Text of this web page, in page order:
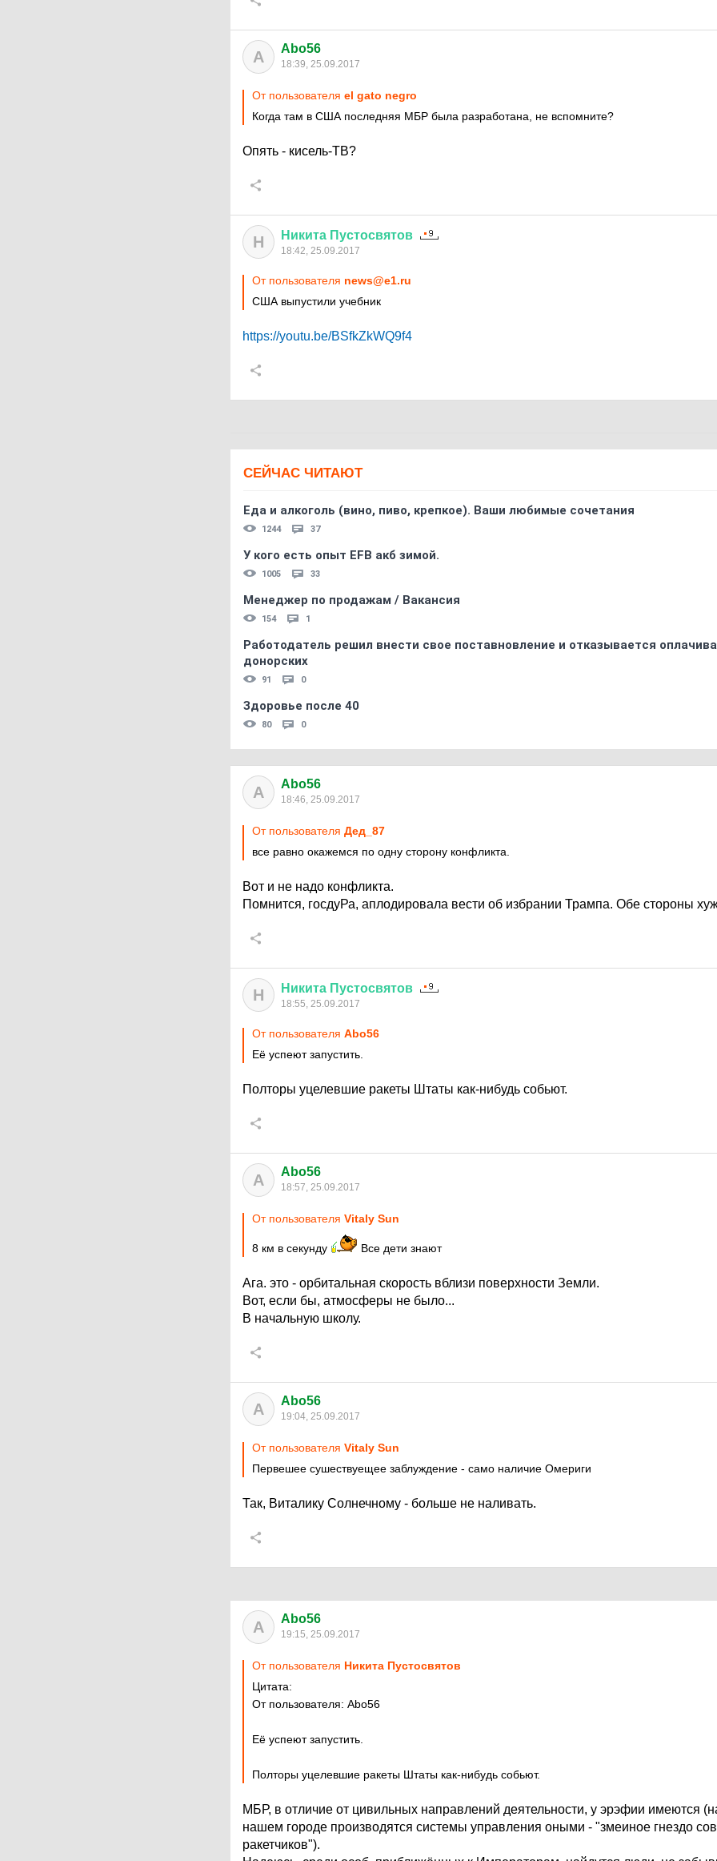
A Abo56
18:39, 25.09.2017
От пользователя el gato negro
Когда там в США последняя МБР была разработана, не вспомните?
Опять - кисель-ТВ?
Н Никита Пустосвятов
18:42, 25.09.2017
От пользователя news@e1.ru
США выпустили учебник
https://youtu.be/BSfkZkWQ9f4
СЕЙЧАС ЧИТАЮТ
Еда и алкоголь (вино, пиво, крепкое). Ваши любимые сочетания
1244 37
У кого есть опыт EFB акб зимой.
1005 33
Менеджер по продажам / Вакансия
154 1
Работодатель решил внести свое поставновление и отказывается
донорских
91 0
Здоровье после 40
80 0
A Abo56
18:46, 25.09.2017
От пользователя Дед_87
все равно окажемся по одну сторону конфликта.
Вот и не надо конфликта.
Помнится, госдуРа, аплодировала вести об избрании Трампа. Обе стороны
Н Никита Пустосвятов
18:55, 25.09.2017
От пользователя Abo56
Её успеют запустить.
Полторы уцелевшие ракеты Штаты как-нибудь собьют.
A Abo56
18:57, 25.09.2017
От пользователя Vitaly Sun
8 км в секунду Все дети знают
Ага. это - орбитальная скорость вблизи поверхности Земли.
Вот, если бы, атмосферы не было...
В начальную школу.
A Abo56
19:04, 25.09.2017
От пользователя Vitaly Sun
Первешее сушествуещее заблуждение - само наличие Омериги
Так, Виталику Солнечному - больше не наливать.
A Abo56
19:15, 25.09.2017
От пользователя Никита Пустосвятов
Цитата:
От пользователя: Abo56
Её успеют запустить.
Полторы уцелевшие ракеты Штаты как-нибудь собьют.
МБР, в отличие от цивильных направлений деятельности, у эрэфии имеются
нашем городе производятся системы управления оными - "змеиное гнездо
ракетчиков").